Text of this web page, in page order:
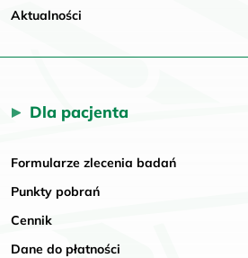
Aktualności
Dla pacjenta
Formularze zlecenia badań
Punkty pobrań
Cennik
Dane do płatności